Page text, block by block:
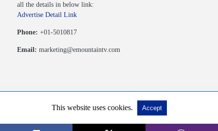
all the details in below link:
Advertise Detail Link
Phone: +01-5010817
Email: marketing@emountaintv.com
© 2020 Mountain TV PVT. LTD. All Rights Reserved. View Non-AMP Version
This website uses cookies. Accept